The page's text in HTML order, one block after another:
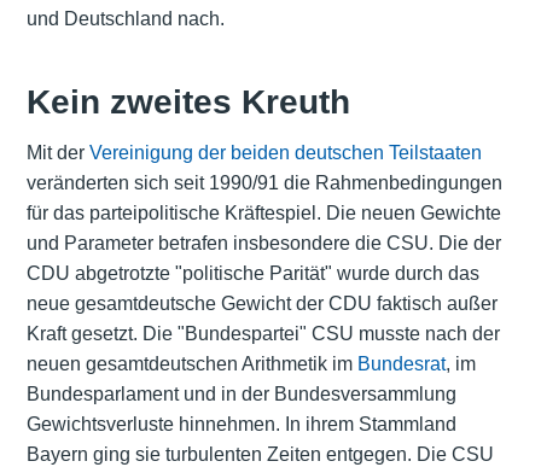
und Deutschland nach.
Kein zweites Kreuth
Mit der Vereinigung der beiden deutschen Teilstaaten
veränderten sich seit 1990/91 die Rahmenbedingungen
für das parteipolitische Kräftespiel. Die neuen Gewichte
und Parameter betrafen insbesondere die CSU. Die der
CDU abgetrotzte "politische Parität" wurde durch das
neue gesamtdeutsche Gewicht der CDU faktisch außer
Kraft gesetzt. Die "Bundespartei" CSU musste nach der
neuen gesamtdeutschen Arithmetik im Bundesrat, im
Bundesparlament und in der Bundesversammlung
Gewichtsverluste hinnehmen. In ihrem Stammland
Bayern ging sie turbulenten Zeiten entgegen. Die CSU